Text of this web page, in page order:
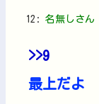
12: 名無しさん
>>9
最上だよ